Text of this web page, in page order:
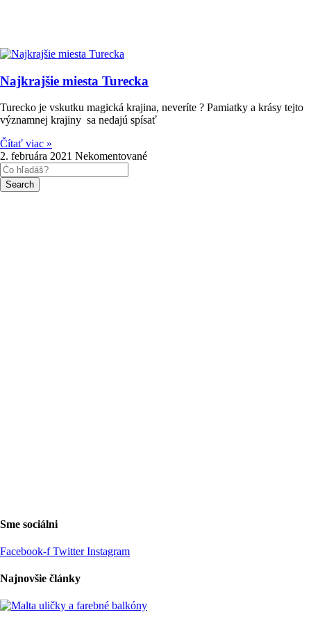
Najkrajšie miesta Turecka
Turecko je vskutku magická krajina, neveríte ? Pamiatky a krásy tejto
významnej krajiny sa nedajú spísať
Čítať viac »
2. februára 2021 Nekomentované
Search
Sme sociálni
Facebook-f Twitter Instagram
Najnovšie články